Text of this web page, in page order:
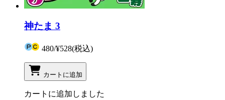
神たま 3
480/¥528(税込)
カートに追加
カートに追加しました